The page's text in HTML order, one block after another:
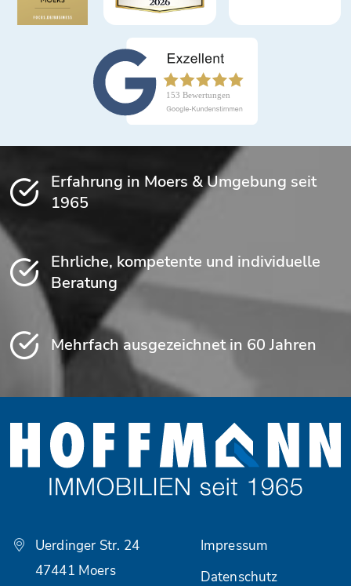
Erfahrung in Moers & Umgebung seit
1965
Ehrliche, kompetente und individuelle
Beratung
Mehrfach ausgezeichnet in 60 Jahren
Uerdinger Str. 24
47441 Moers
Impressum
Datenschutz